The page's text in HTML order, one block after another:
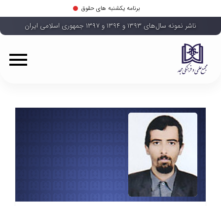
برنامه یکشنبه های حقوق
ناشر نمونه سال‌های ۱۳۹۳ و ۱۳۹۴ و ۱۳۹۷ جمهوری اسلامی ایران